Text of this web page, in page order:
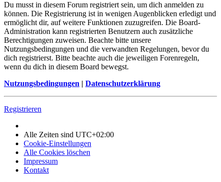
Du musst in diesem Forum registriert sein, um dich anmelden zu
können. Die Registrierung ist in wenigen Augenblicken erledigt und
ermöglicht dir, auf weitere Funktionen zuzugreifen. Die Board-
Administration kann registrierten Benutzern auch zusätzliche
Berechtigungen zuweisen. Beachte bitte unsere
Nutzungsbedingungen und die verwandten Regelungen, bevor du
dich registrierst. Bitte beachte auch die jeweiligen Forenregeln,
wenn du dich in diesem Board bewegst.
Nutzungsbedingungen | Datenschutzerklärung
Registrieren
Alle Zeiten sind UTC+02:00
Cookie-Einstellungen
Alle Cookies löschen
Impressum
Kontakt